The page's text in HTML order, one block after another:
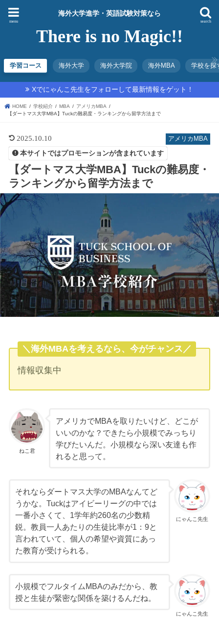
海外大学進学・英語試験対策なら
There is no Magic!!
search
menu
学習コース 海外大学 海外大学院 海外MBA 学校を探
Xでにゃんこ先生をフォローして最新情報をゲット！
HOME 学校紹介 MBA
アメリカMBA
【ダートマス大学MBA】Tuckの難易度・ランキングから留学方法まで
アメリカMBA
2025.10.10
本サイトではプロモーションが含まれています
【ダートマス大学MBA】Tuckの難易度・
ランキングから留学方法まで
＼海外MBAを考えるなら、今がチャンス／
情報収集中
ねこ君
アメリカでMBAを取りたいけど、どこが
いいのかな？できたら小規模でみっちり
学びたいんだ。小規模なら深い友達も作
れると思って。
にゃんこ先生
それならダートマス大学のMBAなんてど
うかな。Tuckはアイビーリーグの中では
一番小さくて、1学年約260名の少数精
鋭。教員一人あたりの生徒比率が1：9と
言われていて、個人の希望や資質にあっ
た教育が受けられる。
にゃんこ先生
小規模でフルタイムMBAのみだから、教
授と生徒が緊密な関係を築けるんだね。